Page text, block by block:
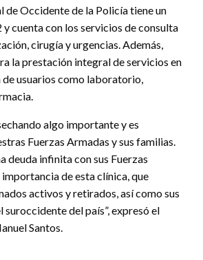
de Occidente de la Policía tiene un
y cuenta con los servicios de consulta
cirugía y urgencias. Además,
la prestación integral de servicios en
de usuarios como laboratorio,
algo importante y es
Fuerzas Armadas y sus familias.
deuda infinita con sus Fuerzas
de esta clínica, que
activos y retirados, así como sus
del país”, expresó el
Santos.